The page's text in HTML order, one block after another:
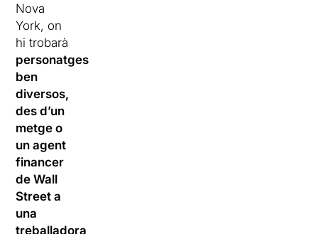
Nova
York, on
hi trobarà
personatges
ben
diversos,
des d’un
metge o
un agent
financer
de Wall
Street a
una
treballadora